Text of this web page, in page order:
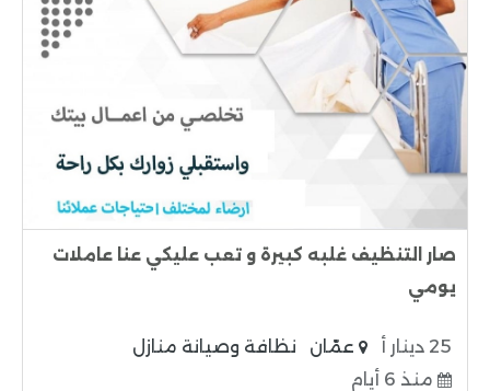
صار التنظيف غلبه كبيرة و تعب عليكي عنا عاملات
يومي
25 دينار أ عمّان
نظافة وصيانة منازل
منذ 6 أيام